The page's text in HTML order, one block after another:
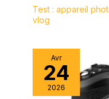
Test : appareil
vlog
Avr
24
2026